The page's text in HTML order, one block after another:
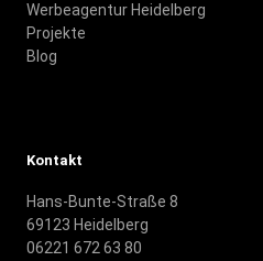
Werbeagentur Heidelberg
Projekte
Blog
Kontakt
Hans-Bunte-Straße 8
69123 Heidelberg
06221 672 63 80